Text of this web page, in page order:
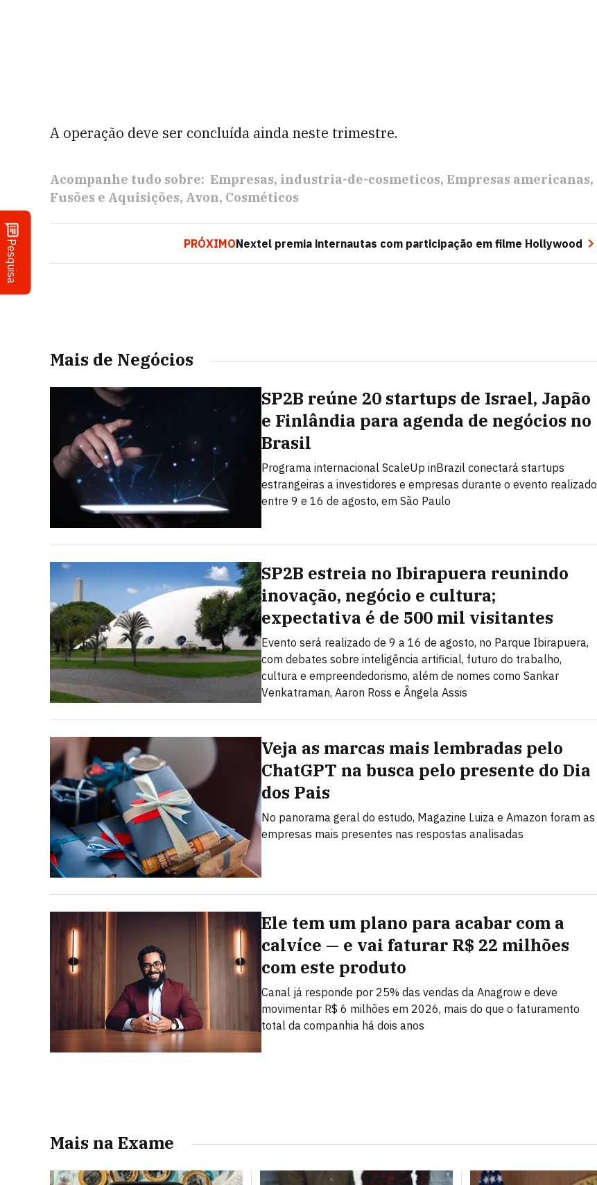
Pesquisa
A operação deve ser concluída ainda neste trimestre.
Acompanhe tudo sobre: Empresas industria-de-cosmeticos Empresas americanas
Fusões e Aquisições Avon Cosméticos
PRÓXIMONextel premia internautas com participação em filme Hollywood
Mais de Negócios
SP2B reúne 20 startups de Israel, Japão
e Finlândia para agenda de negócios no
Brasil
Programa internacional ScaleUp inBrazil conectará startups
estrangeiras a investidores e empresas durante o evento realizado
entre 9 e 16 de agosto, em São Paulo
SP2B estreia no Ibirapuera reunindo
inovação, negócio e cultura;
expectativa é de 500 mil visitantes
Evento será realizado de 9 a 16 de agosto, no Parque Ibirapuera,
com debates sobre inteligência artificial, futuro do trabalho,
cultura e empreendedorismo, além de nomes como Sankar
Venkatraman, Aaron Ross e Ângela Assis
Veja as marcas mais lembradas pelo
ChatGPT na busca pelo presente do Dia
dos Pais
No panorama geral do estudo, Magazine Luiza e Amazon foram as
empresas mais presentes nas respostas analisadas
Ele tem um plano para acabar com a
calvíce — e vai faturar R$ 22 milhões
com este produto
Canal já responde por 25% das vendas da Anagrow e deve
movimentar R$ 6 milhões em 2026, mais do que o faturamento
total da companhia há dois anos
Mais na Exame